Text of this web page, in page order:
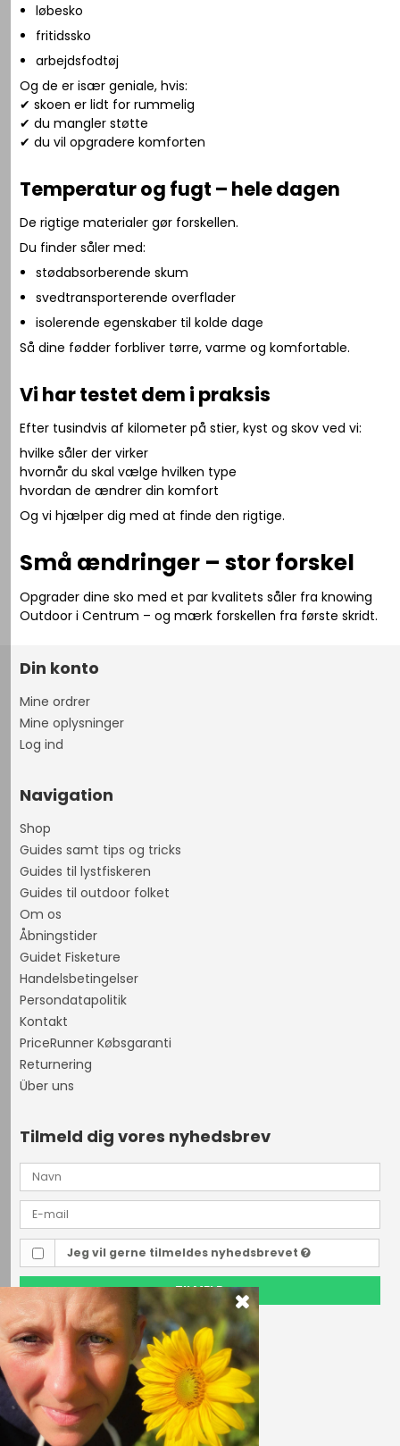
løbesko
fritidssko
arbejdsfodtøj
Og de er især geniale, hvis:
✔ skoen er lidt for rummelig
✔ du mangler støtte
✔ du vil opgradere komforten
Temperatur og fugt – hele dagen
De rigtige materialer gør forskellen.
Du finder såler med:
stødabsorberende skum
svedtransporterende overflader
isolerende egenskaber til kolde dage
Så dine fødder forbliver tørre, varme og komfortable.
Vi har testet dem i praksis
Efter tusindvis af kilometer på stier, kyst og skov ved vi:
hvilke såler der virker
hvornår du skal vælge hvilken type
hvordan de ændrer din komfort
Og vi hjælper dig med at finde den rigtige.
Små ændringer – stor forskel
Opgrader dine sko med et par kvalitets såler fra knowing
Outdoor i Centrum – og mærk forskellen fra første skridt.
Din konto
Mine ordrer
Mine oplysninger
Log ind
Navigation
Shop
Guides samt tips og tricks
Guides til lystfiskeren
Guides til outdoor folket
Om os
Åbningstider
Guidet Fisketure
Handelsbetingelser
Persondatapolitik
Kontakt
PriceRunner Købsgaranti
Returnering
Über uns
Tilmeld dig vores nyhedsbrev
Jeg vil gerne tilmeldes nyhedsbrevet
TILMELD
Outdoor i Centrum
Perlegade 44
6400 Sønderborg, Danmark
Telefonnr.